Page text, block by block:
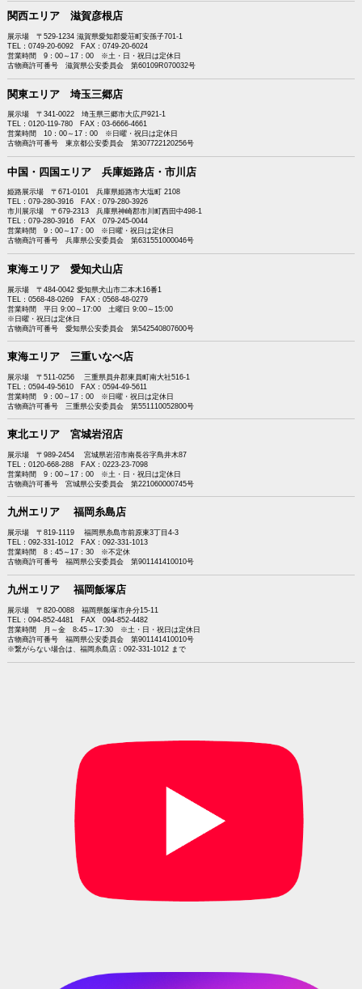
関西エリア 滋賀彦根店
展示場 〒529-1234 滋賀県愛知郡愛荘町安孫子701-1
TEL：0749-20-6092 FAX：0749-20-6024
営業時間 9：00～17：00 ※土・日・祝日は定休日
古物商許可番号 滋賀県公安委員会 第60109R070032号
関東エリア 埼玉三郷店
展示場 〒341-0022 埼玉県三郷市大広戸921-1
TEL：0120-119-780 FAX：03-6666-4661
営業時間 10：00～17：00 ※日曜・祝日は定休日
古物商許可番号 東京都公安委員会 第307722120256号
中国・四国エリア 兵庫姫路店・市川店
姫路展示場 〒671-0101 兵庫県姫路市大塩町 2108
TEL：079-280-3916 FAX：079-280-3926
市川展示場 〒679-2313 兵庫県神崎郡市川町西田中498-1
TEL：079-280-3916 FAX 079-245-0044
営業時間 9：00～17：00 ※日曜・祝日は定休日
古物商許可番号 兵庫県公安委員会 第631551000046号
東海エリア 愛知犬山店
展示場 〒484-0042 愛知県犬山市二本木16番1
TEL：0568-48-0269 FAX：0568-48-0279
営業時間 平日 9:00～17:00 土曜日 9:00～15:00
※日曜・祝日は定休日
古物商許可番号 愛知県公安委員会 第542540807600号
東海エリア 三重いなべ店
展示場 〒511-0256 三重県員弁郡東員町南大社516-1
TEL：0594-49-5610 FAX：0594-49-5611
営業時間 9：00～17：00 ※日曜・祝日は定休日
古物商許可番号 三重県公安委員会 第551110052800号
東北エリア 宮城岩沼店
展示場 〒989-2454 宮城県岩沼市南長谷字鳥井木87
TEL：0120-668-288 FAX：0223-23-7098
営業時間 9：00～17：00 ※土・日・祝日は定休日
古物商許可番号 宮城県公安委員会 第221060000745号
九州エリア 福岡糸島店
展示場 〒819-1119 福岡県糸島市前原東3丁目4-3
TEL：092-331-1012 FAX：092-331-1013
営業時間 8：45～17：30 ※不定休
古物商許可番号 福岡県公安委員会 第901141410010号
九州エリア 福岡飯塚店
展示場 〒820-0088 福岡県飯塚市弁分15-11
TEL：094-852-4481 FAX 094-852-4482
営業時間 月～金 8:45～17:30 ※土・日・祝日は定休日
古物商許可番号 福岡県公安委員会 第901141410010号
※繋がらない場合は、福岡糸島店：092-331-1012 まで